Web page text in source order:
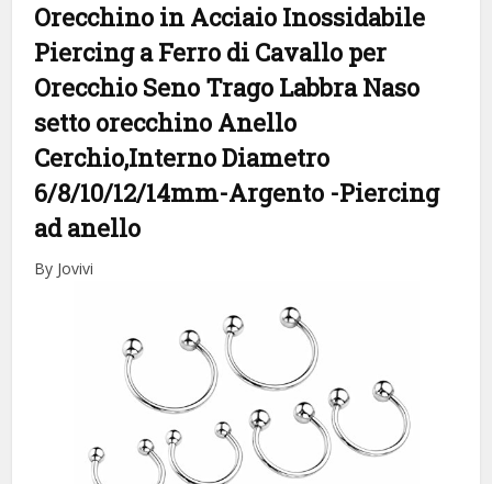
Orecchino in Acciaio Inossidabile
Piercing a Ferro di Cavallo per
Orecchio Seno Trago Labbra Naso
setto orecchino Anello
Cerchio,Interno Diametro
6/8/10/12/14mm-Argento -Piercing
ad anello
By Jovivi